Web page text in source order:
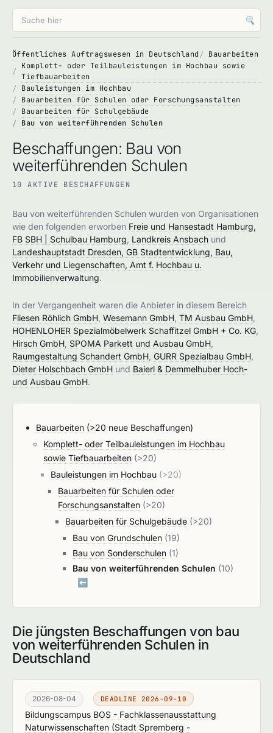
🔍
Öffentliches Auftragswesen in Deutschland
Bauarbeiten
Komplett- oder Teilbauleistungen im Hochbau sowie
Tiefbauarbeiten
Bauleistungen im Hochbau
Bauarbeiten für Schulen oder Forschungsanstalten
Bauarbeiten für Schulgebäude
Bau von weiterführenden Schulen
Beschaffungen: Bau von
weiterführenden Schulen
10 AKTIVE BESCHAFFUNGEN
Bau von weiterführenden Schulen wurden von Organisationen
wie den folgenden erworben Freie und Hansestadt Hamburg,
FB SBH | Schulbau Hamburg Landkreis Ansbach und
Landeshauptstadt Dresden, GB Stadtentwicklung, Bau,
Verkehr und Liegenschaften, Amt f. Hochbau u.
Immobilienverwaltung.
In der Vergangenheit waren die Anbieter in diesem Bereich
Fliesen Röhlich GmbH Wesemann GmbH TM Ausbau GmbH
HOHENLOHER Spezialmöbelwerk Schaffitzel GmbH + Co. KG
Hirsch GmbH SPOMA Parkett und Ausbau GmbH
Raumgestaltung Schandert GmbH GURR Spezialbau GmbH
Dieter Holschbach GmbH und Baierl & Demmelhuber Hoch-
und Ausbau GmbH.
Bauarbeiten (>20 neue Beschaffungen)
Komplett- oder Teilbauleistungen im Hochbau
sowie Tiefbauarbeiten (>20)
Bauleistungen im Hochbau (>20)
Bauarbeiten für Schulen oder
Forschungsanstalten (>20)
Bauarbeiten für Schulgebäude (>20)
Bau von Grundschulen (19)
Bau von Sonderschulen (1)
Bau von weiterführenden Schulen (10)
⬅️
Die jüngsten Beschaffungen von bau
von weiterführenden Schulen in
Deutschland
2026-08-04 DEADLINE 2026-09-10
Bildungscampus BOS - Fachklassenausstattung
Naturwissenschaften (Stadt Spremberg -